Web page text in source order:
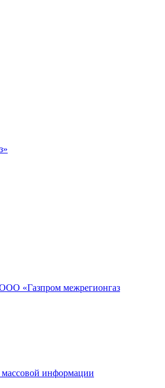
«Газпром межрегионгаз
массовой информации